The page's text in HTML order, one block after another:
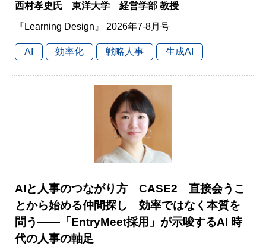
西村孝史氏 東洋大学 経営学部 教授
『Learning Design』 2026年7-8月号
AI 効率化 戦略人事 生成AI
AIと人事のつながり方 CASE2 直接会うこ
とから始める仲間探し 効率ではなく本質を
問う――「EntryMeet採用」が示唆するAI 時
代の人事の軸足